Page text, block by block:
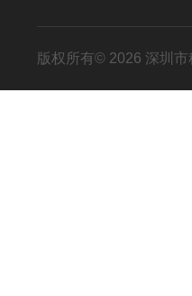
版权所有© 2026 深圳